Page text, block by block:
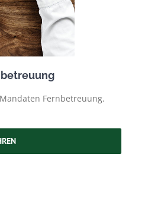
Fernbetreuung.